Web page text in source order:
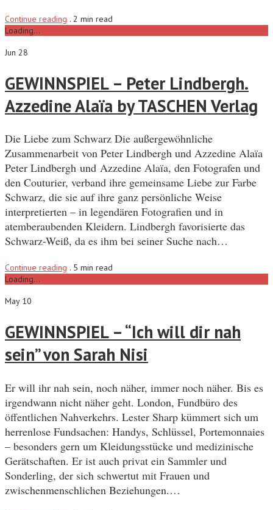
Continue reading . 2 min read
Loading...
Jun 28
GEWINNSPIEL – Peter Lindbergh.
Azzedine Alaïa by TASCHEN Verlag
Die Liebe zum Schwarz Die außergewöhnliche
Zusammenarbeit von Peter Lindbergh und Azzedine Alaïa
Peter Lindbergh und Azzedine Alaïa, den Fotografen und
den Couturier, verband ihre gemeinsame Liebe zur Farbe
Schwarz, die sie auf ihre ganz persönliche Weise
interpretierten – in legendären Fotografien und in
atemberaubenden Kleidern. Lindbergh favorisierte das
Schwarz-Weiß, da es ihm bei seiner Suche nach…
Continue reading . 5 min read
Loading...
May 10
GEWINNSPIEL – “Ich will dir nah
sein” von Sarah Nisi
Er will ihr nah sein, noch näher, immer noch näher. Bis es
irgendwann nicht näher geht. London, Fundbüro des
öffentlichen Nahverkehrs. Lester Sharp kümmert sich um
herrenlose Fundsachen: Handys, Schlüssel, Portemonnaies
– besonders gern um Kleidungsstücke und medizinische
Gerätschaften. Er ist auch privat ein Sammler und
Sonderling, der sich schwertut mit Frauen und
zwischenmenschlichen Beziehungen.…